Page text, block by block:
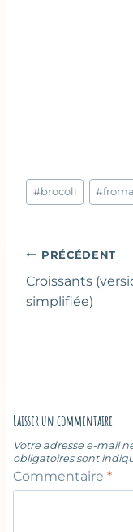
Étiquettes
de
#brocoli #
Navigation
de
l’article
PRÉCÉDENT
Croissants
simplifiée)
Laisser un commentaire
Votre adresse e-mail
obligatoires sont
Commentaire *